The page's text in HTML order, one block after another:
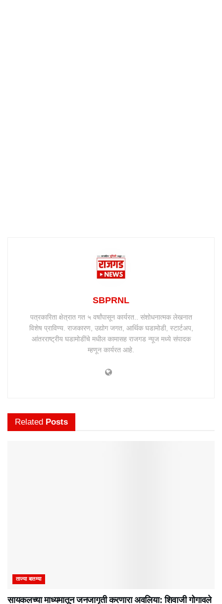
SBPRNL
पत्रकारिता क्षेत्रात गत ५ वर्षांपासून कार्यरत.. संशोधनात्मक लेखनात
विशेष प्राविण्य. राजकारण, उद्योग जगत, आर्थिक घडामोडी, स्टार्टअप,
आंतरराष्ट्रीय घडामोडींचे मधील कामासह राजगड न्यूज मध्ये संपादक
म्हणून कार्यरत आहे.
Related Posts
ताज्या बातम्या
सायकलच्या माध्यमातून जनजागृती करणारा अवलिया: शिवाजी गोगावले